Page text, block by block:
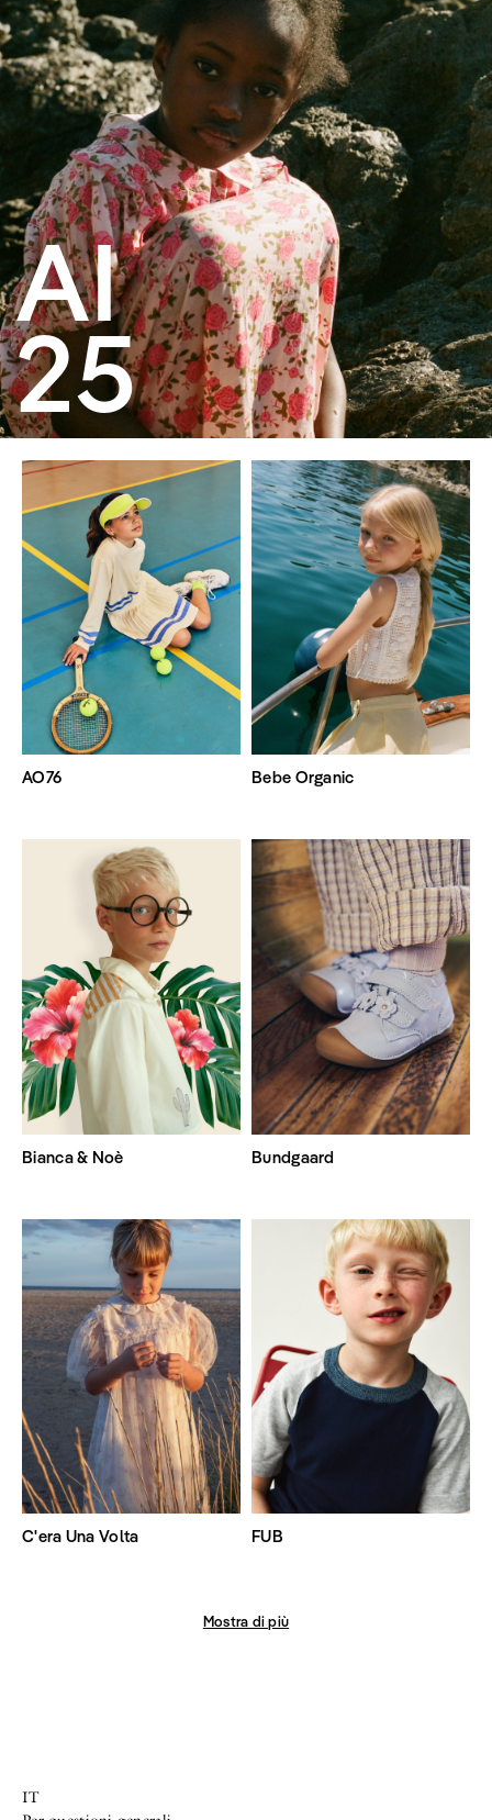
AI
25
AO76 Bebe Organic
Bianca & Noè Bundgaard
C'era Una Volta FUB
Mostra di più
IT